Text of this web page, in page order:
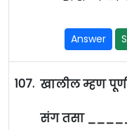
Answer
107. खालील म्हण
संग तसा